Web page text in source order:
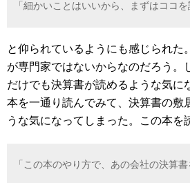
「細かいことはいいから、まずはココを
と仰られているようにも感じられた
が専門家ではないからなのだろう。
だけでも決算書が読めるような気に
本を一通り読んでみて、決算書の敷
うな気になってしまった。この本を
「この本のやり方で、あの会社の決算書